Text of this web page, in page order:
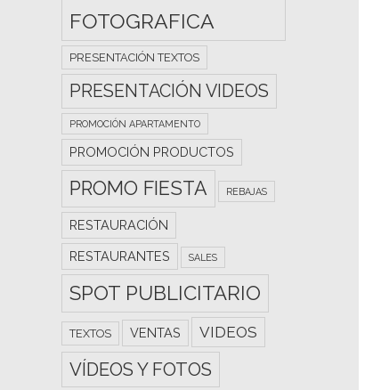
FOTOGRAFICA
PRESENTACIÓN TEXTOS
PRESENTACIÓN VIDEOS
PROMOCIÓN APARTAMENTO
PROMOCIÓN PRODUCTOS
PROMO FIESTA REBAJAS
RESTAURACIÓN
RESTAURANTES SALES
SPOT PUBLICITARIO
TEXTOS VENTAS VIDEOS
VÍDEOS Y FOTOS